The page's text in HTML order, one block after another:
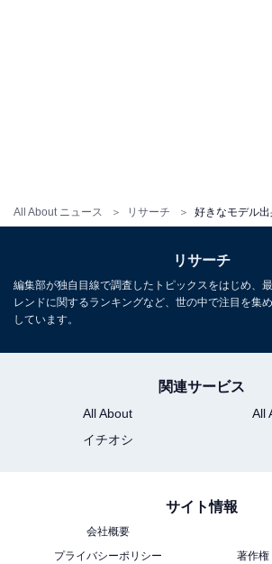
All About ニュース リサーチ
リサーチ
編集部が独自目線で調査したトピックスをはじめ、
レンドに関するランキングなど、世の中で注目を集
しています。
関連サービス
All About
All
イチオシ
サイト情報
会社概要
プライバシーポリシー
著作権